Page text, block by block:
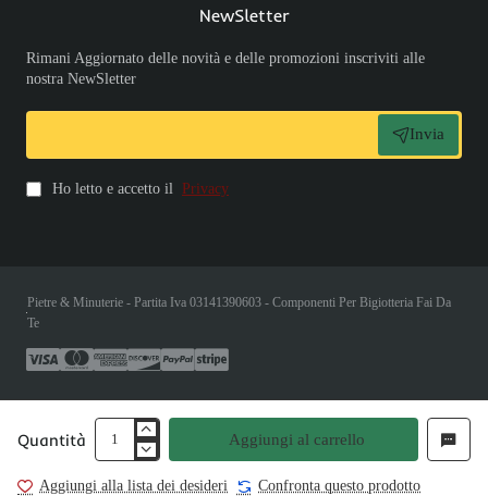
Quantità Aggiungi al carrello
Aggiungi alla lista dei desideri Confronta questo prodotto
NewSletter
Rimani Aggiornato delle novità e delle promozioni inscriviti alle
nostra NewSletter
Invia
Ho letto e accetto il Privacy
Pietre & Minuterie - Partita Iva 03141390603 - Componenti Per Bigiotteria Fai Da
Te